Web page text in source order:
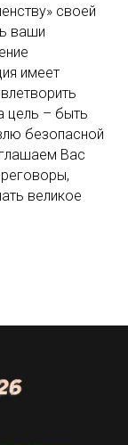
своей
ваши
имеет
цель – быть
безопасной
Вас
великое